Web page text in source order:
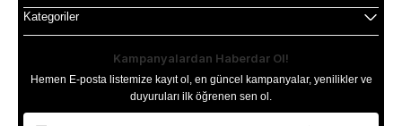
Kategoriler
Kampanyalardan Haberdar Ol!
Hemen E-posta listemize kayıt ol, en güncel kampanyalar, yenilikler ve
duyuruları ilk öğrenen sen ol.